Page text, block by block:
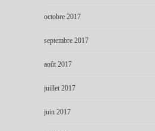
octobre 2017
septembre 2017
août 2017
juillet 2017
juin 2017